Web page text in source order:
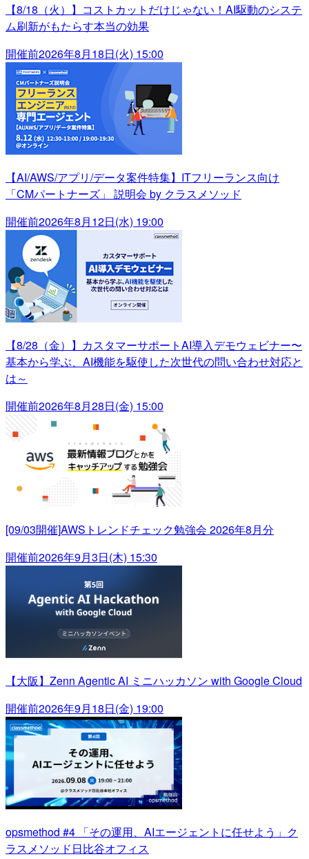
【8/18（火）】コストカットだけじゃない！AI駆動のシステ
ム刷新がもたらす本当の効果
開催前2026年8月18日(火) 15:00
【AI/AWS/アプリ/データ案件特集】ITフリーランス向け
「CMパートナーズ」 説明会 by クラスメソッド
開催前2026年8月12日(水) 19:00
【8/28（金）】カスタマーサポートAI導入デモウェビナー〜
基本から学ぶ、AI機能を駆使した次世代の問い合わせ対応と
は～
開催前2026年8月28日(金) 15:00
[09/03開催]AWSトレンドチェック勉強会 2026年8月分
開催前2026年9月3日(木) 15:30
【大阪】Zenn Agentic AI ミニハッカソン with Google Cloud
開催前2026年9月18日(金) 19:00
opsmethod #4 「その運用、AIエージェントに任せよう」ク
ラスメソッド日比谷オフィス